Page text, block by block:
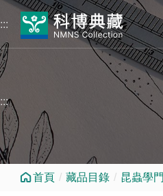
跳到中央內容區塊
:::
:::
首頁 藏品目錄 昆蟲學門